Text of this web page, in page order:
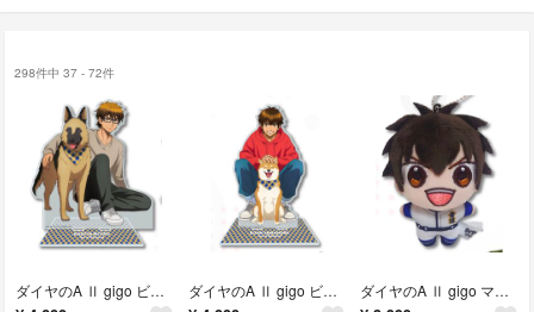
298件中 37 - 72件
ダイヤのA Ⅱ gigo ビッグアクリルスタンド② ダイヤのA Ⅱ gigo ビッグアクリルスタンド① ダイヤのA Ⅱ gigo マスコット ぬいぐるみ②